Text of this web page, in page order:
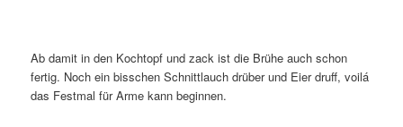
Ab damit in den Kochtopf und zack ist die Brühe auch schon
fertig. Noch ein bisschen Schnittlauch drüber und Eier druff, voilá
das Festmal für Arme kann beginnen.